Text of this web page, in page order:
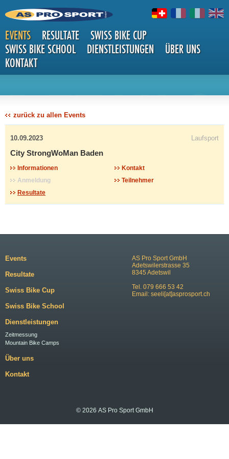
EVENTS RESULTATE
SWISS BIKE CUP
SWISS BIKE SCHOOL
DIENSTLEISTUNGEN
ÜBER UNS
KONTAKT
DETAILS
zurück zu allen Events
10.09.2023 Laufsport
City StrongWoMan Baden
Informationen
Kontakt
Anmeldung
Teilnehmer
Resultate
AS Pro Sport GmbH
Adetswilerstrasse 35
8345 Adetswil
Tel. 079 666 53 42
Email: seeli[at]asprosport.ch
Events
Resultate
Swiss Bike Cup
Swiss Bike School
Dienstleistungen
Zeitmessung
Mountain Bike Camps
Über uns
Kontakt
© 2026 AS Pro Sport GmbH